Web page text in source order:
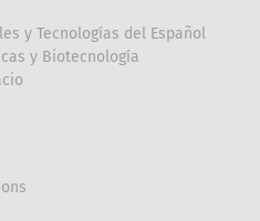
y Tecnologías del Español
y Biotecnología